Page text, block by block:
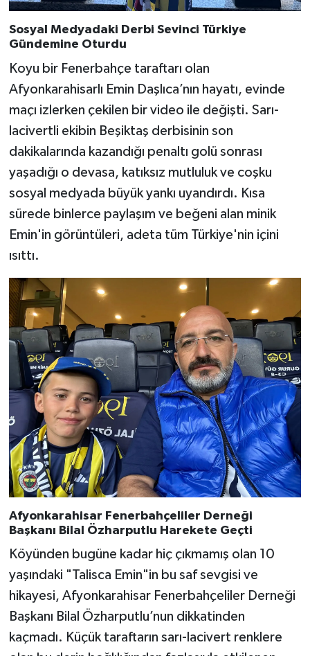
Sosyal Medyadaki Derbi Sevinci Türkiye
Gündemine Oturdu
Koyu bir Fenerbahçe taraftarı olan
Afyonkarahisarlı Emin Daşlıca’nın hayatı, evinde
maçı izlerken çekilen bir video ile değişti. Sarı-
lacivertli ekibin Beşiktaş derbisinin son
dakikalarında kazandığı penaltı golü sonrası
yaşadığı o devasa, katıksız mutluluk ve coşku
sosyal medyada büyük yankı uyandırdı. Kısa
sürede binlerce paylaşım ve beğeni alan minik
Emin'in görüntüleri, adeta tüm Türkiye'nin içini
ısıttı.
Afyonkarahisar Fenerbahçeliler Derneği
Başkanı Bilal Özharputlu Harekete Geçti
Köyünden bugüne kadar hiç çıkmamış olan 10
yaşındaki "Talisca Emin"in bu saf sevgisi ve
hikayesi, Afyonkarahisar Fenerbahçeliler Derneği
Başkanı Bilal Özharputlu’nun dikkatinden
kaçmadı. Küçük taraftarın sarı-lacivert renklere